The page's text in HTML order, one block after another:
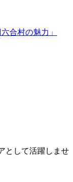
合村の魅力」
として活躍しませ